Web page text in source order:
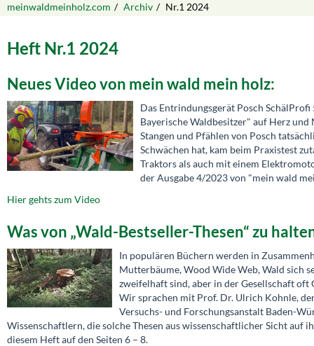
meinwaldmeinholz.com Archiv Nr.1 2024
Heft Nr.1 2024
Neues Video von mein wald mein holz:
Das Entrindungsgerät Posch
Bayerische Waldbesitzer" auf Herz und
Stangen und Pfählen von Posch
Schwächen hat, kam beim Praxistest
Traktors als auch mit einem
der Ausgabe 4/2023 von "mein wald
Hier gehts zum Video
Was von „Wald-Bestseller-Thesen“ zu
In populären Büchern werden in
Mutterbäume, Wood Wide Web, Wald sich
zweifelhaft sind, aber in der Gesellschaft oft
Wir sprachen mit Prof. Dr. Ulrich Kohnle,
Versuchs- und Forschungsanstalt Baden-
Wissenschaftlern, die solche Thesen aus wissenschaftlicher Sicht auf
diesem Heft auf den Seiten 6 – 8.